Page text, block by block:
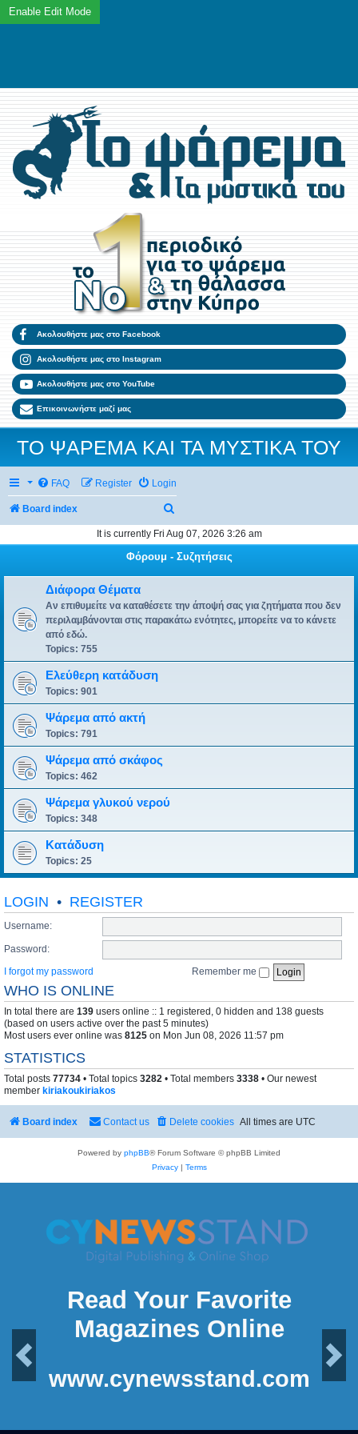
Ακολουθήστε μας στο Facebook
Ακολουθήστε μας στο Instagram
Ακολουθήστε μας στο YouTube
Επικοινωνήστε μαζί μας
ΤΟ ΨΑΡΕΜΑ ΚΑΙ ΤΑ ΜΥΣΤΙΚΑ ΤΟΥ
FAQ Login
Register
Board index
It is currently Fri Aug 07, 2026 3:26 am
Φόρουμ - Συζητήσεις
Διάφορα Θέματα
Αν επιθυμείτε να καταθέσετε την άποψή σας για ζητήματα που δεν
περιλαμβάνονται στις παρακάτω ενότητες, μπορείτε να το κάνετε
από εδώ.
Topics: 755
Ελεύθερη κατάδυση
Topics: 901
Ψάρεμα από ακτή
Topics: 791
Ψάρεμα από σκάφος
Topics: 462
Ψάρεμα γλυκού νερού
Topics: 348
Κατάδυση
Topics: 25
LOGIN • REGISTER
Username:
Password:
I forgot my password
Remember me
WHO IS ONLINE
In total there are 139 users online :: 1 registered, 0 hidden and 138 guests
(based on users active over the past 5 minutes)
Most users ever online was 8125 on Mon Jun 08, 2026 11:57 pm
STATISTICS
Total posts 77734 • Total topics 3282 • Total members 3338 • Our newest
member kiriakoukiriakos
Board index All times are UTC
Delete cookies
Contact us
Powered by phpBB® Forum Software © phpBB Limited
Privacy| Terms
Read Your Favorite
Magazines Online
Next
www.cynewsstand.com